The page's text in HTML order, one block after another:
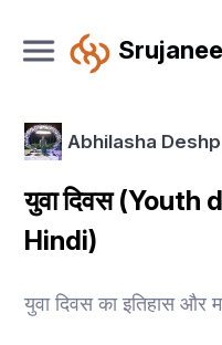
Srujanee
Abhilasha
युवा दिवस
Hindi)
युवा दिवस का इतिहास और